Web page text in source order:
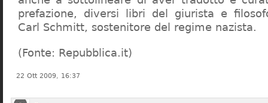
prefazione, diversi libri del giurista e
Carl Schmitt, sostenitore del regime nazista.
(Fonte: Repubblica.it)
22 Ott 2009, 16:37